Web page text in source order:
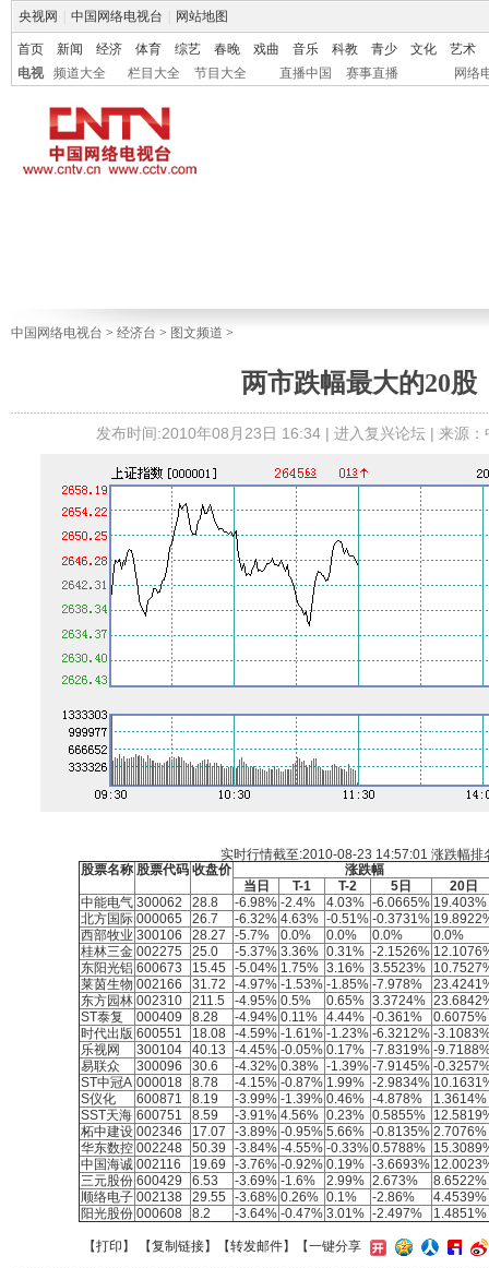
央视网 中国网络电视台 网站地图
首页 新闻 经济 体育 综艺 春晚 戏曲 音乐 科教 青少 文化
艺术
电视
频道大全 栏目大全 节目大全 直播中国 赛事直播 网络
中国网络电视台 > 经济台 > 图文频道 >
两市跌幅最大的20股
发布时间:2010年08月23日 16:34 | 进入复兴论坛| 来源：
实时行情截至:2010-08-23 14:57:01 涨跌幅排
股票名称 股票代码 收盘价
涨跌幅
当日
T-1 T-2 5日
20日
中能电气 300062 28.8 -6.98% -2.4% 4.03% -6.0665% 19.403%
北方国际 000065 26.7 -6.32% 4.63% -0.51% -0.3731%
西部牧业 300106 28.27 -5.7% 0.0% 0.0% 0.0%
0.0%
桂林三金 002275 25.0 -5.37% 3.36% 0.31% -2.1526%
东阳光铝 600673 15.45 -5.04% 1.75% 3.16% 3.5523%
莱茵生物 002166 31.72 -4.97% -1.53% -1.85% -7.978%
东方园林 002310 211.5 -4.95% 0.5% 0.65% 3.3724%
ST泰复
000409 8.28 -4.94% 0.11% 4.44% -0.361%
0.6075%
时代出版 600551 18.08 -4.59% -1.61% -1.23% -6.3212% -
乐视网
300104 40.13 -4.45% -0.05% 0.17% -7.8319% -
易联众
300096 30.6 -4.32% 0.38% -1.39% -7.9145% -
ST中冠A 000018 8.78 -4.15% -0.87% 1.99% -2.9834%
S仪化
600871 8.19 -3.99% -1.39% 0.46% -4.878%
1.3614%
SST天海 600751 8.59 -3.91% 4.56% 0.23% 0.5855%
柘中建设 002346 17.07 -3.89% -0.95% 5.66% -0.8135% 2.7076%
华东数控 002248 50.39 -3.84% -4.55% -0.33% 0.5788%
中国海诚 002116 19.69 -3.76% -0.92% 0.19% -3.6693%
三元股份 600429 6.53 -3.69% -1.6% 2.99% 2.673%
8.6522%
顺络电子 002138 29.55 -3.68% 0.26% 0.1% -2.86%
4.4539%
阳光股份 000608 8.2 -3.64% -0.47% 3.01% -2.497% 1.4851%
【打印 】 【复制链接】【转发邮件】 【一键分享